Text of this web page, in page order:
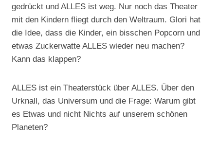
gedrückt und ALLES ist weg. Nur noch das Theater
mit den Kindern fliegt durch den Weltraum. Glori hat
die Idee, dass die Kinder, ein bisschen Popcorn und
etwas Zuckerwatte ALLES wieder neu machen?
Kann das klappen?
ALLES ist ein Theaterstück über ALLES. Über den
Urknall, das Universum und die Frage: Warum gibt
es Etwas und nicht Nichts auf unserem schönen
Planeten?